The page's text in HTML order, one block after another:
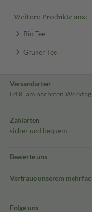
Weitere Produkte aus:
Bio Tee
Grüner Tee
Versandarten
i.d.R. am nächsten Werktag
Zahlarten
sicher und bequem
Bewerte uns
Vertraue unserem
Folge uns